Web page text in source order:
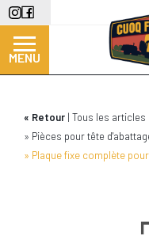
Aller
au
contenu
principal
MENU
Retour Tous les articles
Pièces pour tête
Plaque fixe complète